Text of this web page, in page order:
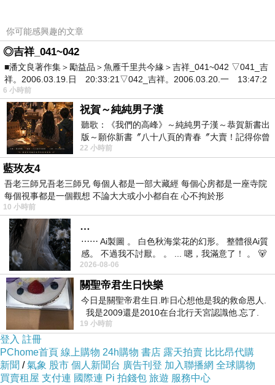
你可能感興趣的文章
◎吉祥_041~042
■潘文良著作集＞勵益品＞魚雁千里共今緣＞吉祥_041~042 ▽041_吉
祥。2006.03.19.日 20:33:21▽042_吉祥。2006.03.20.一 13:47:2
6 小時前
祝賀～純純男子漢
聽歌：《我們的高峰》～純純男子漢～恭賀新書出
版～願你新書〞八十八頁的青春〞大賣！記得你曾
經在我的版留言…「好讚的圖^^感覺大家
22 小時前
藍玫友4
吾老三師兄吾老三師兄 每個人都是一部大藏經 每個心房都是一座寺院
每個視事都是一個觀想 不論大大或小小都自在 心不拘於形
10 小時前
…
⋯⋯ Ai製圖 。 白色秋海棠花的幻形。 整體很Ai質
感。 不過我不討厭。 。 ... 嗯，我滿意了！ 。 🐻
昨中
2026-08-06
關聖帝君生日快樂
今日是關聖帝君生日.昨日心想他是我的救命恩人.
我是2009還是2010在台北行天宮認識他.忘了.
一個奇摩交友的網友學
19 小時前
登入 註冊
PChome首頁 線上購物 24h購物 書店 露天拍賣 比比昂代購
新聞 /氣象 股市 個人新聞台 廣告刊登 加入聯播網 全球購物
買賣租屋 支付連 國際連 Pi 拍錢包 旅遊 服務中心